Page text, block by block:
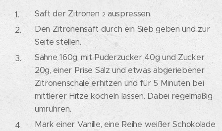
Saft der Zitronen 2 auspressen.
Den Zitronensaft durch ein Sieb geben und zur
Seite stellen.
Sahne 160g, mit Puderzucker 40g und Zucker
20g, einer Prise Salz und etwas abgeriebener
Zitronenschale erhitzen und für 5 Minuten bei
mittlerer Hitze köcheln lassen. Dabei regelmäßig
umrühren.
Mark einer Vanille, eine Reihe weißer Schokolade